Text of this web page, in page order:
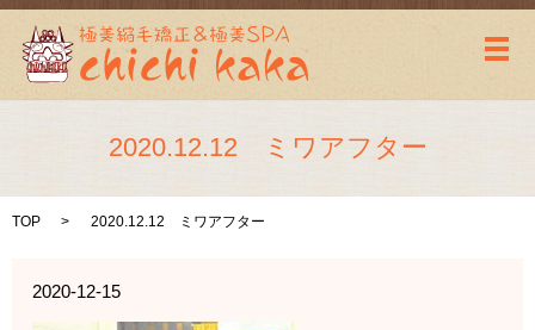
メ
2020.12.12 ミワアフター
TOP 2020.12.12 ミワアフター
2020-12-15